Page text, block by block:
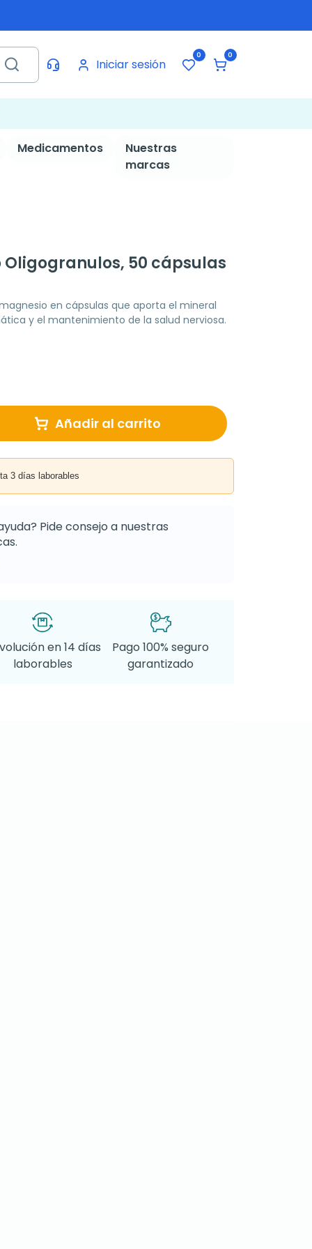
Iniciar sesión
0 0
Medicamentos
Nuestras
marcas
50 cápsulas
en cápsulas que aporta el mineral
y el mantenimiento de la salud nerviosa.
Añadir al carrito
3 días laborables
Pide consejo a nuestras
en 14 días
laborables
Pago 100% seguro
garantizado